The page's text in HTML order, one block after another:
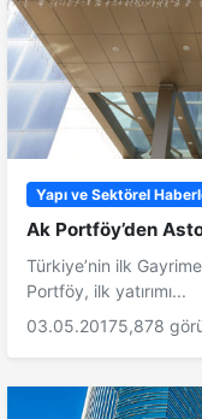
Yapı ve Sektörel
Ak Portföy’den
Türkiye’nin ilk
Portföy, ilk yatırımı...
03.05.20175,878